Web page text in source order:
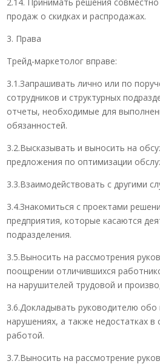
продаж о скидках и распродажах.
3. Права
Трейд-маркетолог вправе:
3.1.Запрашивать лично или по
сотрудников и структурных
отчеты, необходимые для
обязанностей.
3.2.Высказывать и выносить на
предложения по оптимизации
3.3.Взаимодействовать с другими
3.4.Знакомиться с проектами
предприятия, которые касаются
подразделения.
3.5.Выносить на рассмотрения
поощрении отличившихся
на нарушителей трудовой и
3.6.Докладывать руководителю обо
нарушениях, а также недостатках в
работой.
3.7.Выносить на рассмотрение